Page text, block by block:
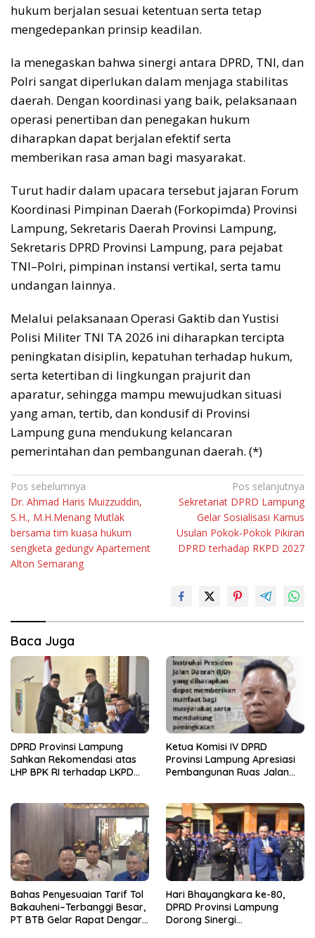
hukum berjalan sesuai ketentuan serta tetap
mengedepankan prinsip keadilan.
Ia menegaskan bahwa sinergi antara DPRD, TNI, dan
Polri sangat diperlukan dalam menjaga stabilitas
daerah. Dengan koordinasi yang baik, pelaksanaan
operasi penertiban dan penegakan hukum
diharapkan dapat berjalan efektif serta
memberikan rasa aman bagi masyarakat.
Turut hadir dalam upacara tersebut jajaran Forum
Koordinasi Pimpinan Daerah (Forkopimda) Provinsi
Lampung, Sekretaris Daerah Provinsi Lampung,
Sekretaris DPRD Provinsi Lampung, para pejabat
TNI–Polri, pimpinan instansi vertikal, serta tamu
undangan lainnya.
Melalui pelaksanaan Operasi Gaktib dan Yustisi
Polisi Militer TNI TA 2026 ini diharapkan tercipta
peningkatan disiplin, kepatuhan terhadap hukum,
serta ketertiban di lingkungan prajurit dan
aparatur, sehingga mampu mewujudkan situasi
yang aman, tertib, dan kondusif di Provinsi
Lampung guna mendukung kelancaran
pemerintahan dan pembangunan daerah. (*)
Navigasi
pos
Pos sebelumnya
Dr. Ahmad Haris Muizzuddin,
S.H., M.H.Menang Mutlak
bersama tim kuasa hukum
sengketa gedungv Apartement
Alton Semarang
Pos selanjutnya
Sekretariat DPRD Lampung
Gelar Sosialisasi Kamus
Usulan Pokok-Pokok Pikiran
DPRD terhadap RKPD 2027
Baca Juga
DPRD Provinsi Lampung
Sahkan Rekomendasi atas
LHP BPK RI terhadap LKPD
2025
Ketua Komisi IV DPRD
Provinsi Lampung Apresiasi
Pembangunan Ruas Jalan
Bahas Penyesuaian Tarif Tol
Bakauheni–Terbanggi Besar,
PT BTB Gelar Rapat Dengar
Hari Bhayangkara ke-80,
DPRD Provinsi Lampung
Dorong Sinergi